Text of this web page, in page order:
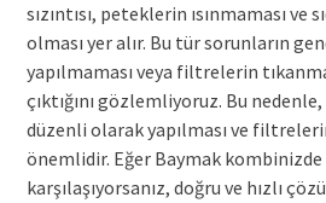
sızıntısı, peteklerin ısınmaması ve
olması yer alır. Bu tür sorunların
yapılmaması veya filtrelerin
çıktığını gözlemliyoruz. Bu
düzenli olarak yapılması ve
önemlidir. Eğer Baymak
karşılaşıyorsanız, doğru ve hızlı